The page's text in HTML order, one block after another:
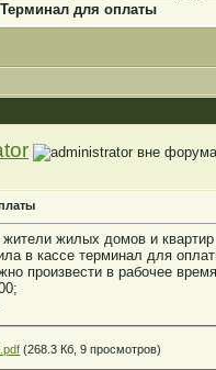
Терминал для оплаты
жители жилых домов и
в кассе терминал для
произвести в рабочее
(268.3 Кб, 9 просмотров)